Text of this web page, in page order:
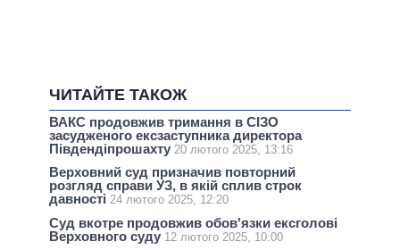
ЧИТАЙТЕ ТАКОЖ
ВАКС продовжив тримання в СІЗО
засудженого ексзаступника директора
Південдіпрошахту 20 лютого 2025, 13:16
Верховний суд призначив повторний
розгляд справи УЗ, в якій сплив строк
давності 24 лютого 2025, 12:20
Суд вкотре продовжив обов'язки ексголові
Верховного суду 12 лютого 2025, 10:00